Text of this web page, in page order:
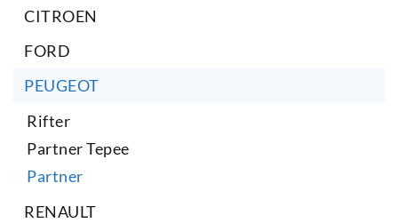
CITROEN
FORD
PEUGEOT
Rifter
Partner Tepee
Partner
RENAULT